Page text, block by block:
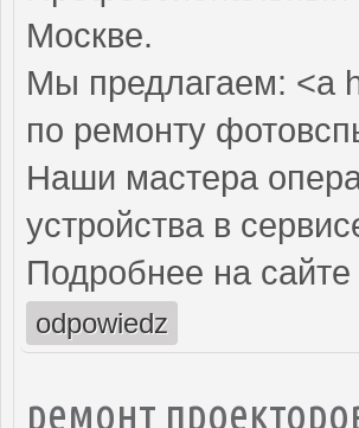
Москве.
Мы предлагаем: <a
по ремонту
Наши мастера
устройства в
Подробнее на
odpowiedz
ремонт